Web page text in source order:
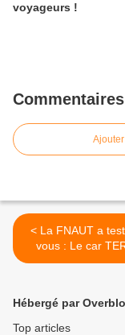
voyageurs !
Commentaires
< La FNAUT a testé pour
vous : Le car
Fromentine
Hébergé par
Top articles